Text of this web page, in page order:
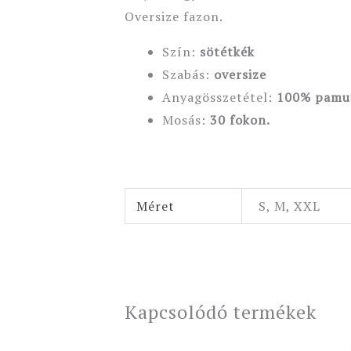
Oversize fazon.
Szín: sötétkék
Szabás: oversize
Anyagösszetétel: 100%
Mosás: 30 fokon.
Méret S, M, XXL
Kapcsolódó termékek